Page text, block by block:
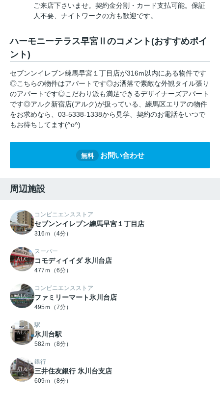
ご来店下さいませ。契約金分割・カード支払可能。保証
人不要、ナイトワークの方も歓迎です。
ハーモニーテラス早宮Ⅱのコメント(おすすめポイ
ント)
セブンンイレブン練馬早宮１丁目店が316m以内にある物件です
◎こちらの物件はアパートです◎お洒落で素敵な外観タイル張り
のアパートです◎こだわり派も満足できるデザイナーズアパート
です◎アルク新宿店(アルク)が扱っている、練馬区エリアの物件
をお求めなら、03-5338-1338から見学、契約のお電話をいつで
もお待ちしてます(^o^)
無料 お問い合わせ
周辺施設
コンビニエンスストア
セブンンイレブン練馬早宮１丁目店
316ｍ（4分）
スーパー
コモディイイダ 氷川台店
477ｍ（6分）
コンビニエンスストア
ファミリーマート氷川台店
495ｍ（7分）
駅
氷川台駅
582ｍ（8分）
銀行
三井住友銀行 氷川台支店
609ｍ（8分）